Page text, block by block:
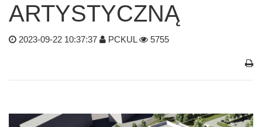
ARTYSTYCZNĄ
2023-09-22 10:37:37 PCKUL 5755